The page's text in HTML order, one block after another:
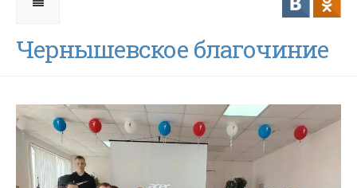
Чернышевское благочиние